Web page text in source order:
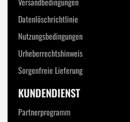
Datenlöschrichtlinie
Nutzungsbedingungen
Urheberrechtshinweis
Sorgenfreie Lieferung
KUNDENDIENST
Partnerprogramm